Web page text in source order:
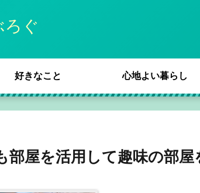
ぐ
好きなこと 心地よい暮らし
屋を活用して趣味の部屋